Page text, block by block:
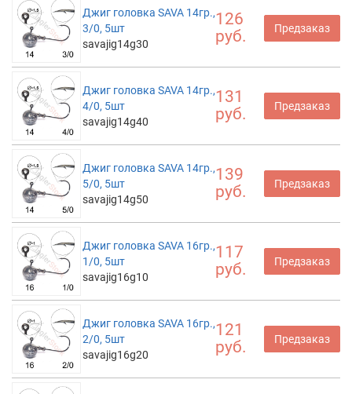
Джиг головка SAVA 14гр.,
3/0, 5шт
savajig14g30
126
руб.
Предзаказ
Джиг головка SAVA 14гр.,
4/0, 5шт
savajig14g40
131
руб.
Предзаказ
Джиг головка SAVA 14гр.,
5/0, 5шт
savajig14g50
139
руб.
Предзаказ
Джиг головка SAVA 16гр.,
1/0, 5шт
savajig16g10
117
руб.
Предзаказ
Джиг головка SAVA 16гр.,
2/0, 5шт
savajig16g20
121
руб.
Предзаказ